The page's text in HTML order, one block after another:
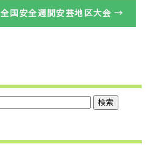
全国安全週間安芸地区大会→